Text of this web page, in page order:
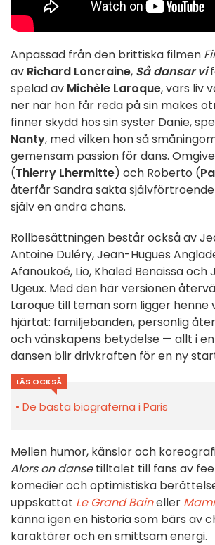
Anpassad från den brittiska filmen
av Richard Loncraine, Så dansar vi
spelad av Michèle Laroque, vars liv
ner när hon får reda på sin makes
finner skydd hos sin syster Danie,
Nanty, med vilken hon så
gemensam passion för dans.
(Thierry Lhermitte) och Roberto (
återfår Sandra sakta
själv en andra chans.
Rollbesättningen består också av
Antoine Duléry, Jean-Hugues
Afanoukoé, Lio, Khaled Benaissa
Ugeux. Med den här versionen
Laroque till teman som ligger
hjärtat: familjebanden, personlig
och vänskapens betydelse — allt i
dansen blir drivkraften för en ny
LÄS OCKSÅ
De bästa biograferna i Paris
Mellen humor, känslor och
Alors on dansetilltalet till fans av
komedier och optimistiska
uppskattat Le Grand Baineller
känna igen en historia som bärs av
karaktärer och en smittsam energi.